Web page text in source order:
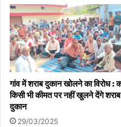
पोषित बाड़ी विकास योजना के तहत
राज्य के किसानों को धान के बदले
लिए किसानों को मक्का, दलहन,
रागी, मक्का, चना एवं गन्ने की
किसानों को अच्छे किस्म के बीज
अन्य फसलों की खेती का रकबा
योजना के तहत 23 लाख से अधिक
राशि उनके खातों में अंतरित कर दी
गांव में शराब दुकान खोलने का विरोध :
किसी भी कीमत पर नहीं खुलने देंगे शराब
दुकान
29/03/2025